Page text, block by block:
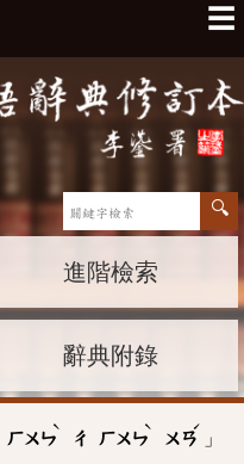
☰
進階檢索
辭典附錄
ㄏㄨㄣ
ˋ
ㄔ ㄏㄨㄣ
ˋ
ㄨㄢ
ˊ
」